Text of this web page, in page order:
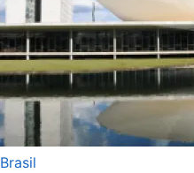
Brasil